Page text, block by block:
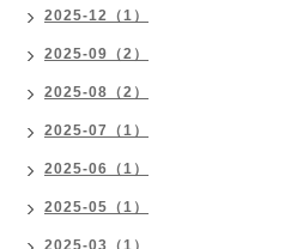
2025-12（1）
2025-09（2）
2025-08（2）
2025-07（1）
2025-06（1）
2025-05（1）
2025-03（1）